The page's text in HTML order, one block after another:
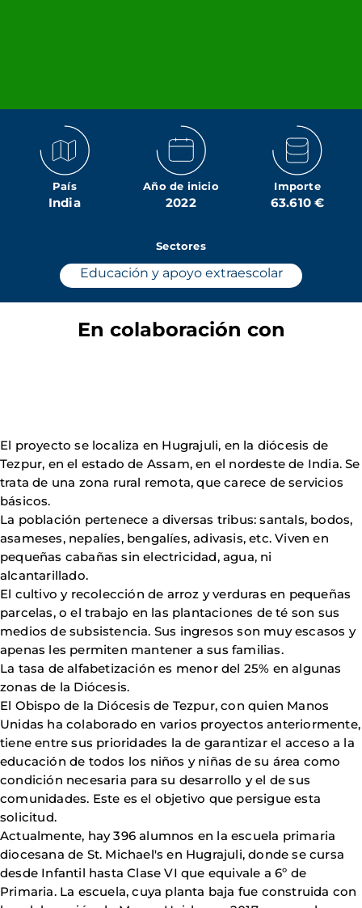
País
India
Año de inicio
2022
Importe
63.610 €
Sectores
Educación y apoyo extraescolar
En colaboración con
El proyecto se localiza en Hugrajuli, en la diócesis de
Tezpur, en el estado de Assam, en el nordeste de India. Se
trata de una zona rural remota, que carece de servicios
básicos.
La población pertenece a diversas tribus: santals, bodos,
asameses, nepalíes, bengalíes, adivasis, etc. Viven en
pequeñas cabañas sin electricidad, agua, ni
alcantarillado.
El cultivo y recolección de arroz y verduras en pequeñas
parcelas, o el trabajo en las plantaciones de té son sus
medios de subsistencia. Sus ingresos son muy escasos y
apenas les permiten mantener a sus familias.
La tasa de alfabetización es menor del 25% en algunas
zonas de la Diócesis.
El Obispo de la Diócesis de Tezpur, con quien Manos
Unidas ha colaborado en varios proyectos anteriormente,
tiene entre sus prioridades la de garantizar el acceso a la
educación de todos los niños y niñas de su área como
condición necesaria para su desarrollo y el de sus
comunidades. Este es el objetivo que persigue esta
solicitud.
Actualmente, hay 396 alumnos en la escuela primaria
diocesana de St. Michael's en Hugrajuli, donde se cursa
desde Infantil hasta Clase VI que equivale a 6º de
Primaria. La escuela, cuya planta baja fue construida con